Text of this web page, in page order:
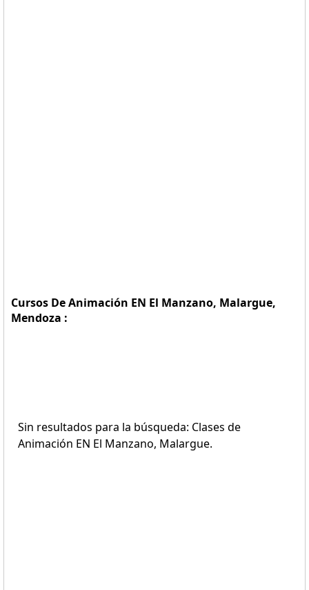
Cursos De Animación EN El Manzano, Malargue,
Mendoza :
Sin resultados para la búsqueda: Clases de
Animación EN El Manzano, Malargue.